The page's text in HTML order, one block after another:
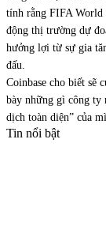
tính rằng FIFA World
động thị trường dự
hưởng lợi từ sự gia
đấu.
Coinbase cho biết sẽ
bày những gì công ty
dịch toàn diện” của
Tin nổi bật